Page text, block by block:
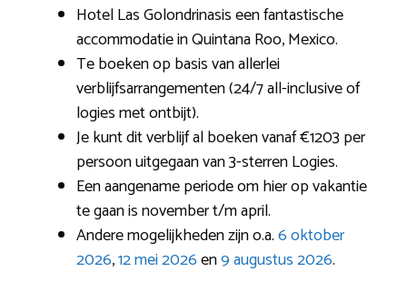
Hotel Las Golondrinasis een fantastische
accommodatie in Quintana Roo, Mexico.
Te boeken op basis van allerlei
verblijfsarrangementen (24/7 all-inclusive of
logies met ontbijt).
Je kunt dit verblijf al boeken vanaf €1203 per
persoon uitgegaan van 3-sterren Logies.
Een aangename periode om hier op vakantie
te gaan is november t/m april.
Andere mogelijkheden zijn o.a.6 oktober
2026,12 mei 2026en9 augustus 2026.